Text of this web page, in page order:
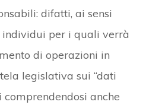
difatti, ai sensi
individui per i quali verrà
di operazioni in
legislativa sui “dati
anche